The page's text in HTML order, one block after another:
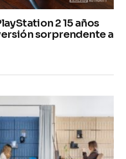
2 15 años
sorprendente a